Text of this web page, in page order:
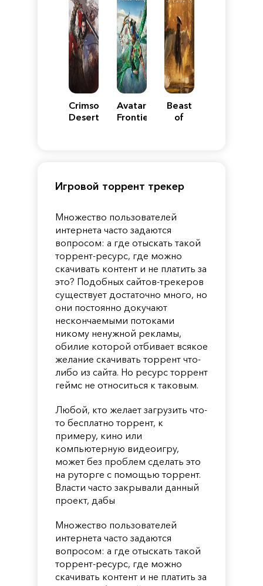
Crimson
Desert
Avatar:
Frontiers
Beast
of
Игровой торрент трекер
Множество пользователей
интернета часто задаются
вопросом: а где отыскать такой
торрент-ресурс, где можно
скачивать контент и не платить за
это? Подобных сайтов-трекеров
существует достаточно много, но
они постоянно докучают
нескончаемыми потоками
никому ненужной рекламы,
обилие которой отбивает всякое
желание скачивать торрент что-
либо из сайта. Но ресурс торрент
геймс не относиться к таковым.
Любой, кто желает загрузить что-
то бесплатно торрент, к
примеру, кино или
компьютерную видеоигру,
может без проблем сделать это
на руторге с помощью торрент.
Власти часто закрывали данный
проект, дабы
Множество пользователей
интернета часто задаются
вопросом: а где отыскать такой
торрент-ресурс, где можно
скачивать контент и не платить за